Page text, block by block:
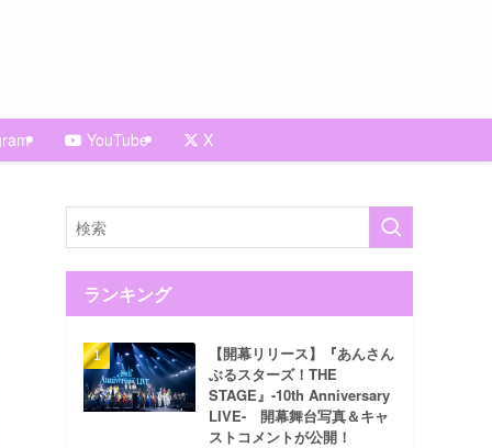
YouTube X
ランキング
【開幕リリース】『あんさん
ぶるスターズ！THE
STAGE』-10th Anniversary
LIVE- 開幕舞台写真＆キャ
ストコメントが公開！